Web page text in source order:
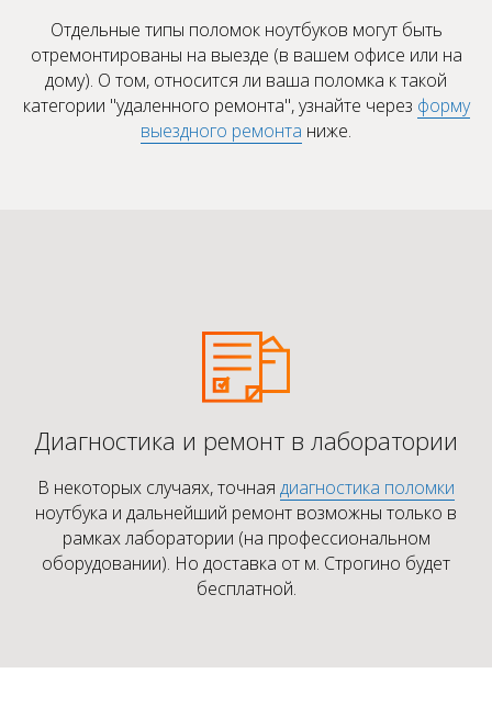
Отдельные типы поломок ноутбуков могут быть
отремонтированы на выезде (в вашем офисе или на
дому). О том, относится ли ваша поломка к такой
категории "удаленного ремонта", узнайте через форму
выездного ремонта ниже.
Диагностика и ремонт в лаборатории
В некоторых случаях, точная диагностика поломки
ноутбука и дальнейший ремонт возможны только в
рамках лаборатории (на профессиональном
оборудовании). Но доставка от м. Строгино будет
бесплатной.